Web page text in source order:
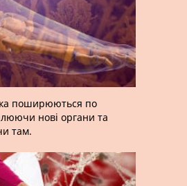
поширюються по
нові органи та
там.